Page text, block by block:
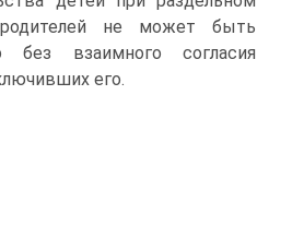
не может быть
без взаимного согласия
его.